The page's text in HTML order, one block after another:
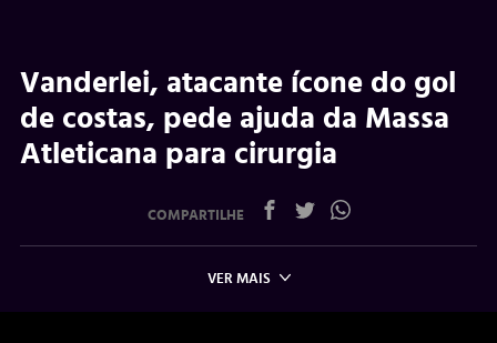
Vanderlei, atacante ícone do gol
de costas, pede ajuda da Massa
Atleticana para cirurgia
COMPARTILHE
VER MAIS